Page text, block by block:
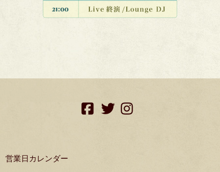
営業日カレンダー